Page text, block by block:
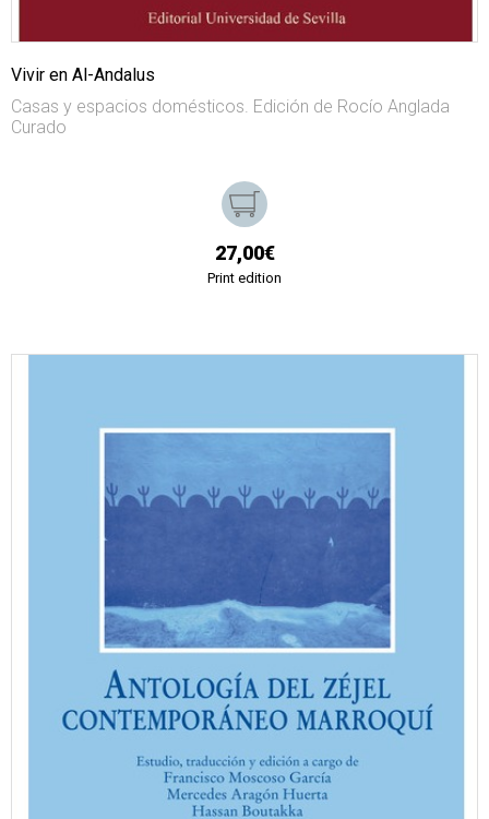
Vivir en Al-Andalus
Casas y espacios domésticos. Edición de Rocío Anglada
Curado
27,00€
Print edition